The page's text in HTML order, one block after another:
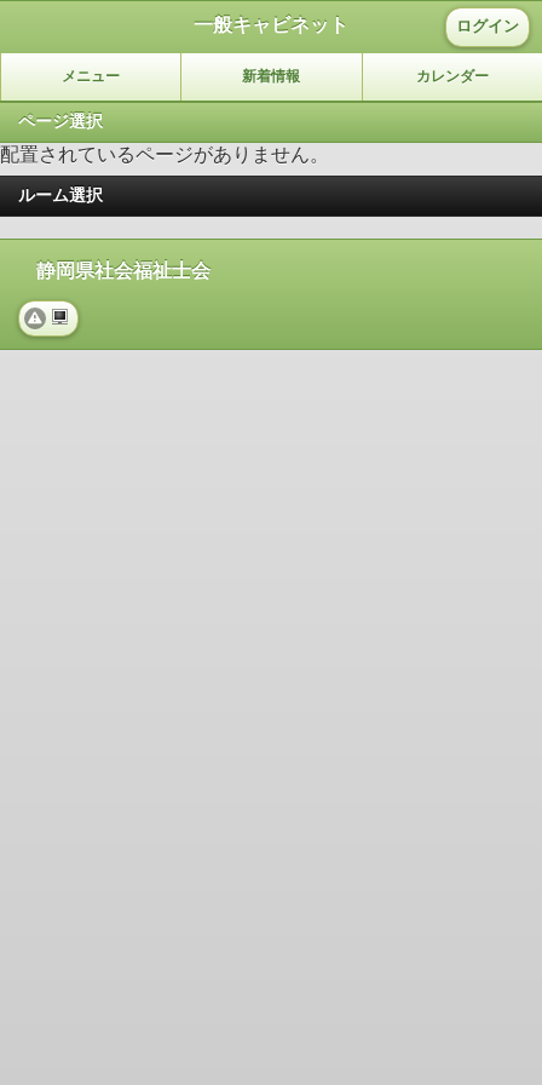
一般キャビネット ログイン
メニュー 新着情報 カレンダー
ページ選択
配置されているページがありません。
ルーム選択
静岡県社会福祉士会